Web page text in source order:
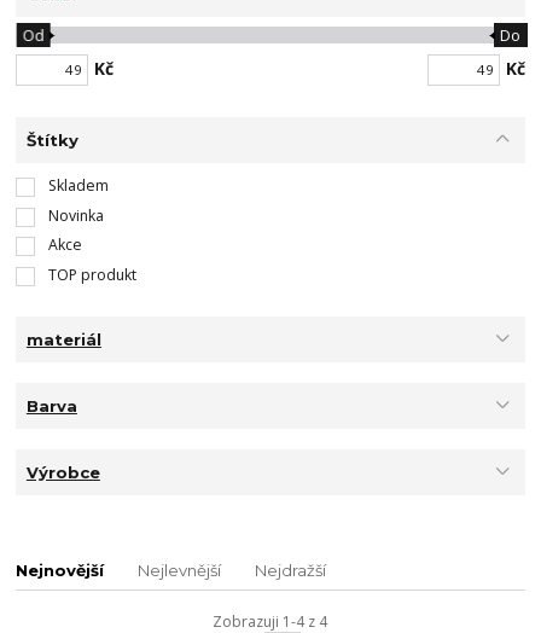
Kč
Od Do
Kč
Štítky
Skladem
Novinka
Akce
TOP produkt
materiál
Barva
Výrobce
Nejnovější Nejlevnější Nejdražší
Zobrazuji 1-4 z 4